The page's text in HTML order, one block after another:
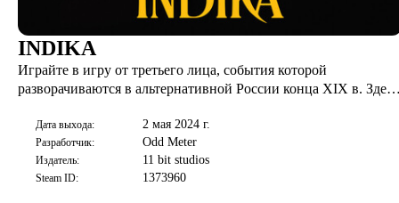
INDIKA
Играйте в игру от третьего лица, события которой
разворачиваются в альтернативной России конца XIX в. Здесь
повествует о монахине, которая отправилась на поиски себя,
заручившись поддержкой самого дьявола.
Дата выхода: 2 мая 2024 г.
Разработчик: Odd Meter
Издатель: 11 bit studios
Steam ID: 1373960